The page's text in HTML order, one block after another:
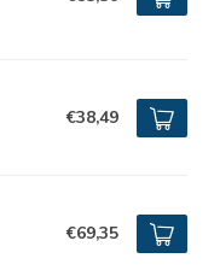
€38,49
€69,35